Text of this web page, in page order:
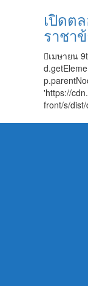
เปิดต
ราชา
เมษายน
'https://
front/s/